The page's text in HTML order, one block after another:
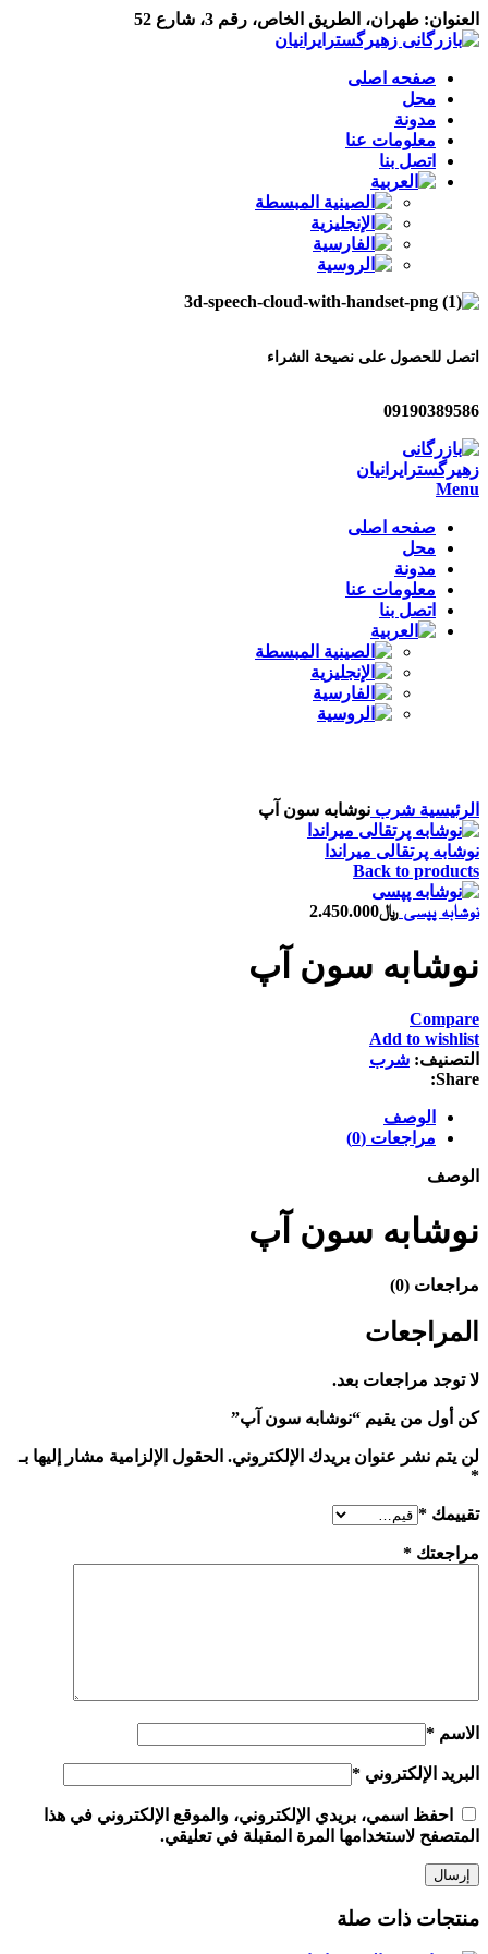
العنوان: طهران، الطريق الخاص، رقم 3، شارع 52
صفحه اصلی
محل
مدونة
معلومات عنا
اتصل بنا
اتصل للحصول على نصيحة الشراء
09190389586
Menu
صفحه اصلی
محل
مدونة
معلومات عنا
اتصل بنا
الرئيسية شرب نوشابه سون آپ
نوشابه پرتقالی میراندا
Back to products
نوشابه پپسی ﷼2.450.000
نوشابه سون آپ
Compare
Add to wishlist
التصنيف: شرب
Share:
الوصف
مراجعات (0)
الوصف
نوشابه سون آپ
مراجعات (0)
المراجعات
لا توجد مراجعات بعد.
كن أول من يقيم “نوشابه سون آپ”
لن يتم نشر عنوان بريدك الإلكتروني. الحقول الإلزامية مشار إليها بـ
*
تقييمك *
مراجعتك *
الاسم *
البريد الإلكتروني *
احفظ اسمي، بريدي الإلكتروني، والموقع الإلكتروني في هذا
المتصفح لاستخدامها المرة المقبلة في تعليقي.
منتجات ذات صلة